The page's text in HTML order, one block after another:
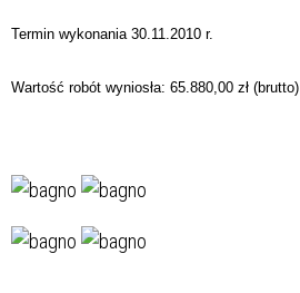
Termin wykonania 30.11.2010 r.
Wartość robót wyniosła: 65.880,00 zł (brutto)